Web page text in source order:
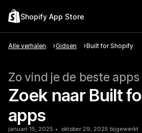
Shopify App Store
Alle verhalen Gidsen Built for Shopify
Zo vind je de beste apps
Zoek naar Built
apps
januari 15, 2025 oktober 29, 2025 bijgewerkt